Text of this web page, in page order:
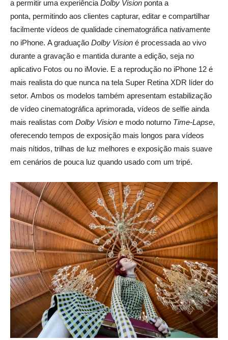
a permitir uma experiência Dolby Vision ponta a
ponta, permitindo aos clientes capturar, editar e compartilhar
facilmente vídeos de qualidade cinematográfica nativamente
no iPhone. A graduação Dolby Vision é processada ao vivo
durante a gravação e mantida durante a edição, seja no
aplicativo Fotos ou no iMovie. E a reprodução no iPhone 12 é
mais realista do que nunca na tela Super Retina XDR líder do
setor. Ambos os modelos também apresentam estabilização
de vídeo cinematográfica aprimorada, vídeos de selfie ainda
mais realistas com Dolby Vision e modo noturno Time-Lapse,
oferecendo tempos de exposição mais longos para vídeos
mais nítidos, trilhas de luz melhores e exposição mais suave
em cenários de pouca luz quando usado com um tripé.